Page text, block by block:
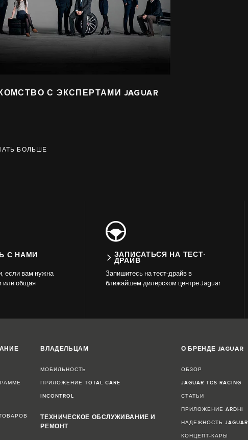
С ЭКСПЕРТАМИ JAGUAR
БОЛЬШЕ
С НАМИ
если вам нужна
или общая
ЗАПИСАТЬСЯ НА ТЕСТ-
ДРАЙВ
Запишитесь на тест-драйв в
ближайшем дилерском центре Jaguar
ВЛАДЕЛЬЦАМ
МОБИЛЬНОСТЬ
ПРИЛОЖЕНИЕ TOTAL CARE
INCONTROL
ТЕХНИЧЕСКОЕ ОБСЛУЖИВАНИЕ И
РЕМОНТ
О БРЕНДЕ JAGUAR
ОБЗОР
JAGUAR TCS RACING
СТАТЬИ
ПРИЛОЖЕНИЕ ARDHI
НАДЕЖНОСТЬ JAGUAR
КОНЦЕПТ-КАРЫ